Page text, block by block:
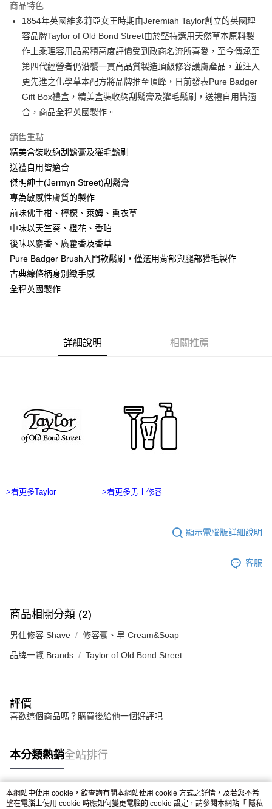
合作金庫商業銀行
華南商業銀行
彰化商業銀行
上海商業儲蓄銀行
台北富邦商業銀行
國泰世華商業銀行
兆豐國際商業銀行
臺灣中小企業銀行
台中商業銀行
匯豐（台灣）商業銀行
華泰商業銀行
聯邦商業銀行
遠東國際商業銀行
元大商業銀行
永豐商業銀行
玉山商業銀行
台灣樂天信用卡公司
6 期 0 利率 每期
華南商業銀行
彰化商業銀行
上海商業儲蓄銀行
台北富邦商業銀行
國泰世華商業銀行
兆豐國際商業銀行
臺灣中小企業銀行
台中商業銀行
匯豐（台灣）商業銀行
華泰商業銀行
聯邦商業銀行
元大商業銀行
玉山商業銀行
台灣樂天信用卡公司
超商取貨付款
LINE Pay
Apple Pay
悠遊付
相關說明
【關於「AFTEE先享後付」】
AFTEE先享後付是「在收到商品之後才付款」的支付方式。 讓您購物簡單
便利好安心！
１．簡單：不需註冊會員、不需綁卡、不需儲值。
２．便利：只要手機號碼，簡訊認證，即可結帳。
【「AFTEE先享後付」結帳流程】
１．於結帳方式選擇「AFTEE先享後付」後，將跳轉至「AFTEE先享後付」
結帳頁面，進行簡訊認證並確認金額後，即可完成結帳。
２．訂單成立數日內，您將收到繳費通知簡訊。
３．收到繳費通知簡訊後14天內，點擊此簡訊中的連結，可透過四大超商／
ATM／網路銀行／等多元方式進行付款，方視為交易完成。
※ 請注意：結帳手續完成當下不需立刻繳費，但若您需要取消訂單，請聯絡
是否繳費成功／繳費後需取消欲退款等相關疑問，請聯繫「AFTEE先享後付
客戶支援中心」https://netprotections.freshdesk.com/support/home
２．關於個人資料處理事宜，請瀏覽以下網址：
https://aftee.tw/terms/#terms3
３．未成年的使用者請事先徵得法定代理人或監護人之同意方可使用
「AFTEE先享後付」，若未經同意申辦者引起之損失，本公司不負相關責
請求用戶進行身份認證。
運送方式
全家付款取貨
每筆NT$60，滿NT$2,500(含以上)免運費
7-11付款取貨
每筆NT$60，滿NT$2,500(含以上)免運費
宅配
商品特色
1854年英國維多莉亞女王時期由Jeremiah Taylor創立的英國理
容品牌Taylor of Old Bond Street由於堅持選用天然草本原料製
作上乘理容用品累積高度評價受到政商名流所喜愛，至今傳承至
第四代經營者仍沿襲一貫高品質製造頂級修容護膚產品，並注入
更先進之化學草本配方將品牌推至頂峰，日前發表Pure Badger
Gift Box禮盒，精美盒裝收納刮鬍膏及獾毛鬍刷，送禮自用皆適
合，商品全程英國製作。
銷售重點
精美盒裝收納刮鬍膏及獾毛鬍刷
送禮自用皆適合
傑明紳士(Jermyn Street)刮鬍膏
專為敏感性膚質的製作
前味佛手柑、檸檬、萊姆、熏衣草
中味以天竺葵、橙花、香珀
後味以麝香、廣藿香及香草
Pure Badger Brush入門款鬍刷，僅選用背部與腿部獾毛製作
古典線條柄身別緻手感
全程英國製作
詳細說明 相關推薦
>看更多Taylor >看更多男士修容
顯示電腦版詳細說明
客服
商品相關分類 (2)
男仕修容 Shave 修容膏、皂 Cream&Soap
品牌一覽 Brands Taylor of Old Bond Street
評價
喜歡這個商品嗎？購買後給他一個好評吧
本分類熱銷全站排行
熱門標籤
本網站中使用 cookie，欲查詢有關本網站使用 cookie 方式之詳情，及若您不希
望在電腦上使用 cookie 時應如何變更電腦的 cookie 設定，請參閱本網站「 隱私